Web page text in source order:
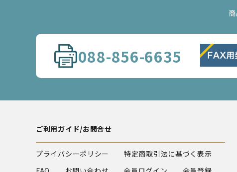
088-856-6635
ご利用ガイド/お問合せ
プライバシーポリシー
特定商取引法に基づく表示